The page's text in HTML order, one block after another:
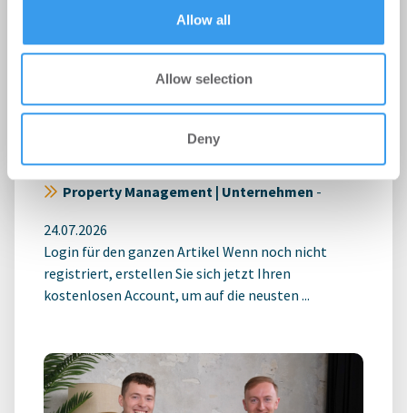
Allow all
Allow selection
Deny
MVGM bleibt WEG-Verwalter im
FOUR Frankfurt
Property Management | Unternehmen -
24.07.2026
Login für den ganzen Artikel Wenn noch nicht
registriert, erstellen Sie sich jetzt Ihren
kostenlosen Account, um auf die neusten ...